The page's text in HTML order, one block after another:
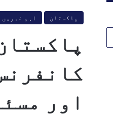
پاکستان اہم خبریں
اور